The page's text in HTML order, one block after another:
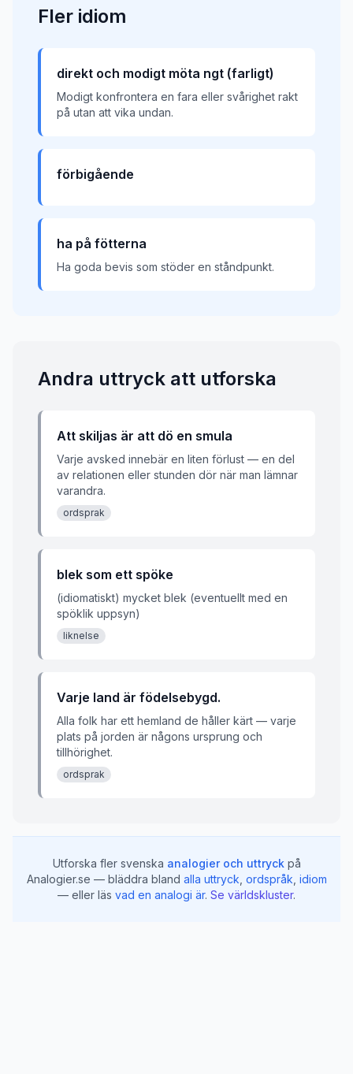
Fler idiom
direkt och modigt möta ngt (farligt)
Modigt konfrontera en fara eller svårighet rakt
på utan att vika undan.
förbigående
ha på fötterna
Ha goda bevis som stöder en ståndpunkt.
Andra uttryck att utforska
Att skiljas är att dö en smula
Varje avsked innebär en liten förlust — en del
av relationen eller stunden dör när man lämnar
varandra.
ordsprak
blek som ett spöke
(idiomatiskt) mycket blek (eventuellt med en
spöklik uppsyn)
liknelse
Varje land är födelsebygd.
Alla folk har ett hemland de håller kärt — varje
plats på jorden är någons ursprung och
tillhörighet.
ordsprak
Utforska fler svenska analogier och uttryck på
Analogier.se — bläddra bland alla uttryck ordspråk idiom
— eller läs vad en analogi är. Se världskluster.